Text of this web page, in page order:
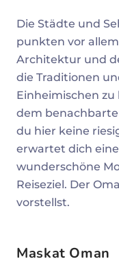
Die Städte und
punkten vor
Architektur und
die Traditionen
Einheimischen
dem
du hier keine
erwartet dich
wunderschöne
Reiseziel. Der
vorstellst.
Maskat Oman